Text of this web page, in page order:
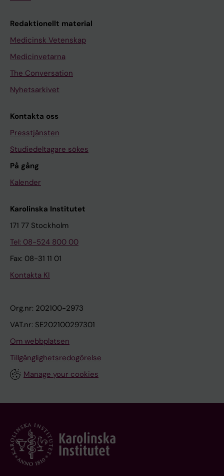
Redaktionellt material
Medicinsk Vetenskap
Medicinvetarna
The Conversation
Nyhetsarkivet
Kontakta oss
Presstjänsten
Studiedeltagare sökes
På gång
Kalender
Karolinska Institutet
171 77 Stockholm
Tel: 08-524 800 00
Fax: 08-31 11 01
Kontakta KI
Org.nr: 202100-2973
VAT.nr: SE202100297301
Om webbplatsen
Tillgänglighetsredogörelse
Manage your cookies